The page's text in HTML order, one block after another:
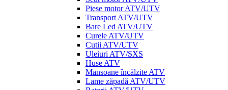
Piese motor ATV/UTV
Transport ATV/UTV
Bare Led ATV/UTV
Curele ATV/UTV
Cutii ATV/UTV
Uleiuri ATV/SXS
Huse ATV
Mansoane încălzite ATV
Lame zăpadă ATV/UTV